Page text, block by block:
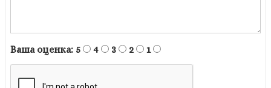
Ваша оценка: 5 4 3 2 1